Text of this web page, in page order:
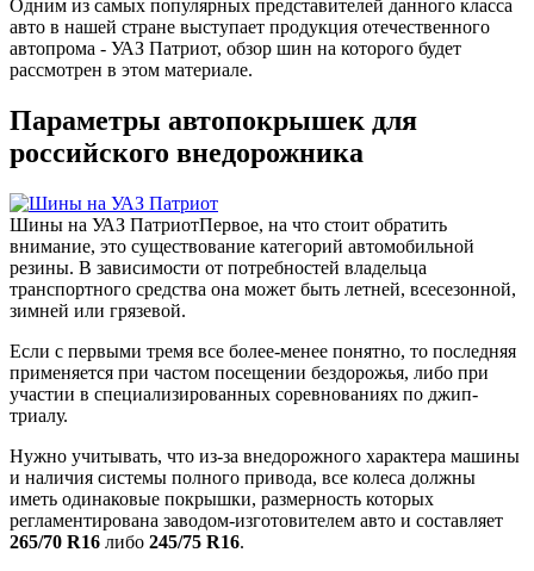
Одним из самых популярных представителей данного класса
авто в нашей стране выступает продукция отечественного
автопрома - УАЗ Патриот, обзор шин на которого будет
рассмотрен в этом материале.
Параметры автопокрышек для
российского внедорожника
Шины на УАЗ ПатриотПервое, на что стоит обратить
внимание, это существование категорий автомобильной
резины. В зависимости от потребностей владельца
транспортного средства она может быть летней, всесезонной,
зимней или грязевой.
Если с первыми тремя все более-менее понятно, то последняя
применяется при частом посещении бездорожья, либо при
участии в специализированных соревнованиях по джип-
триалу.
Нужно учитывать, что из-за внедорожного характера машины
и наличия системы полного привода, все колеса должны
иметь одинаковые покрышки, размерность которых
регламентирована заводом-изготовителем авто и составляет
265/70 R16 либо 245/75 R16.